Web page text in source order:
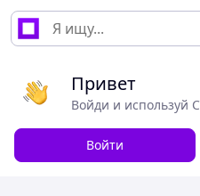
Привет
Войди и используй
Войти